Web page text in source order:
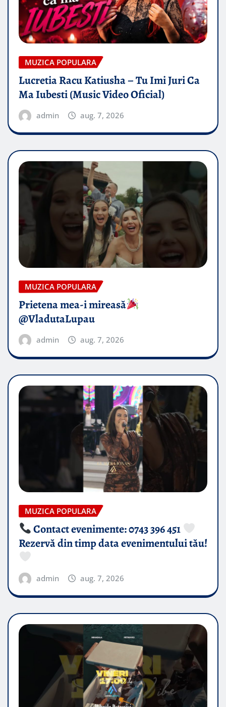
MUZICA POPULARA
Lucretia Racu Katiusha – Tu Imi Juri Ca
Ma Iubesti (Music Video Oficial)
admin aug. 7, 2026
MUZICA POPULARA
Prietena mea-i mireasă​
@VladutaLupau
admin aug. 7, 2026
MUZICA POPULARA
Contact evenimente: 0743 396 451
Rezervă din timp data evenimentului tău!
admin aug. 7, 2026